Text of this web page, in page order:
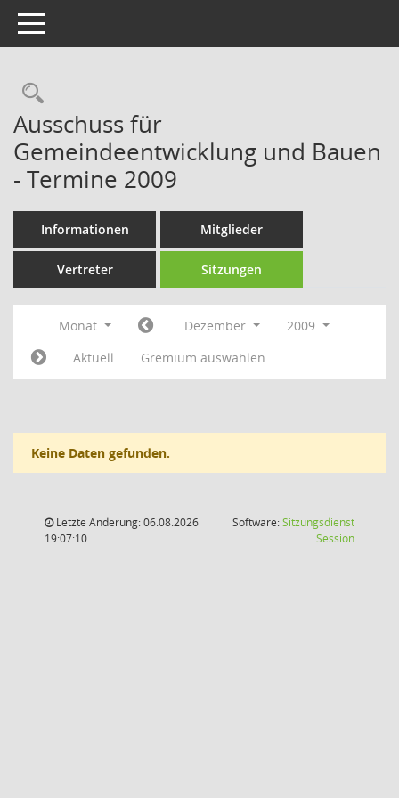
Toggle navigation
Rechercheauswahl
Ausschuss für
Gemeindeentwicklung und Bauen
- Termine 2009
Informationen Mitglieder
Vertreter Sitzungen
Monat Dezember
2009
Aktuell
Gremium auswählen
Keine Daten gefunden.
Letzte Änderung: 06.08.2026
19:07:10
Software:Sitzungsdienst
Session(Wird in